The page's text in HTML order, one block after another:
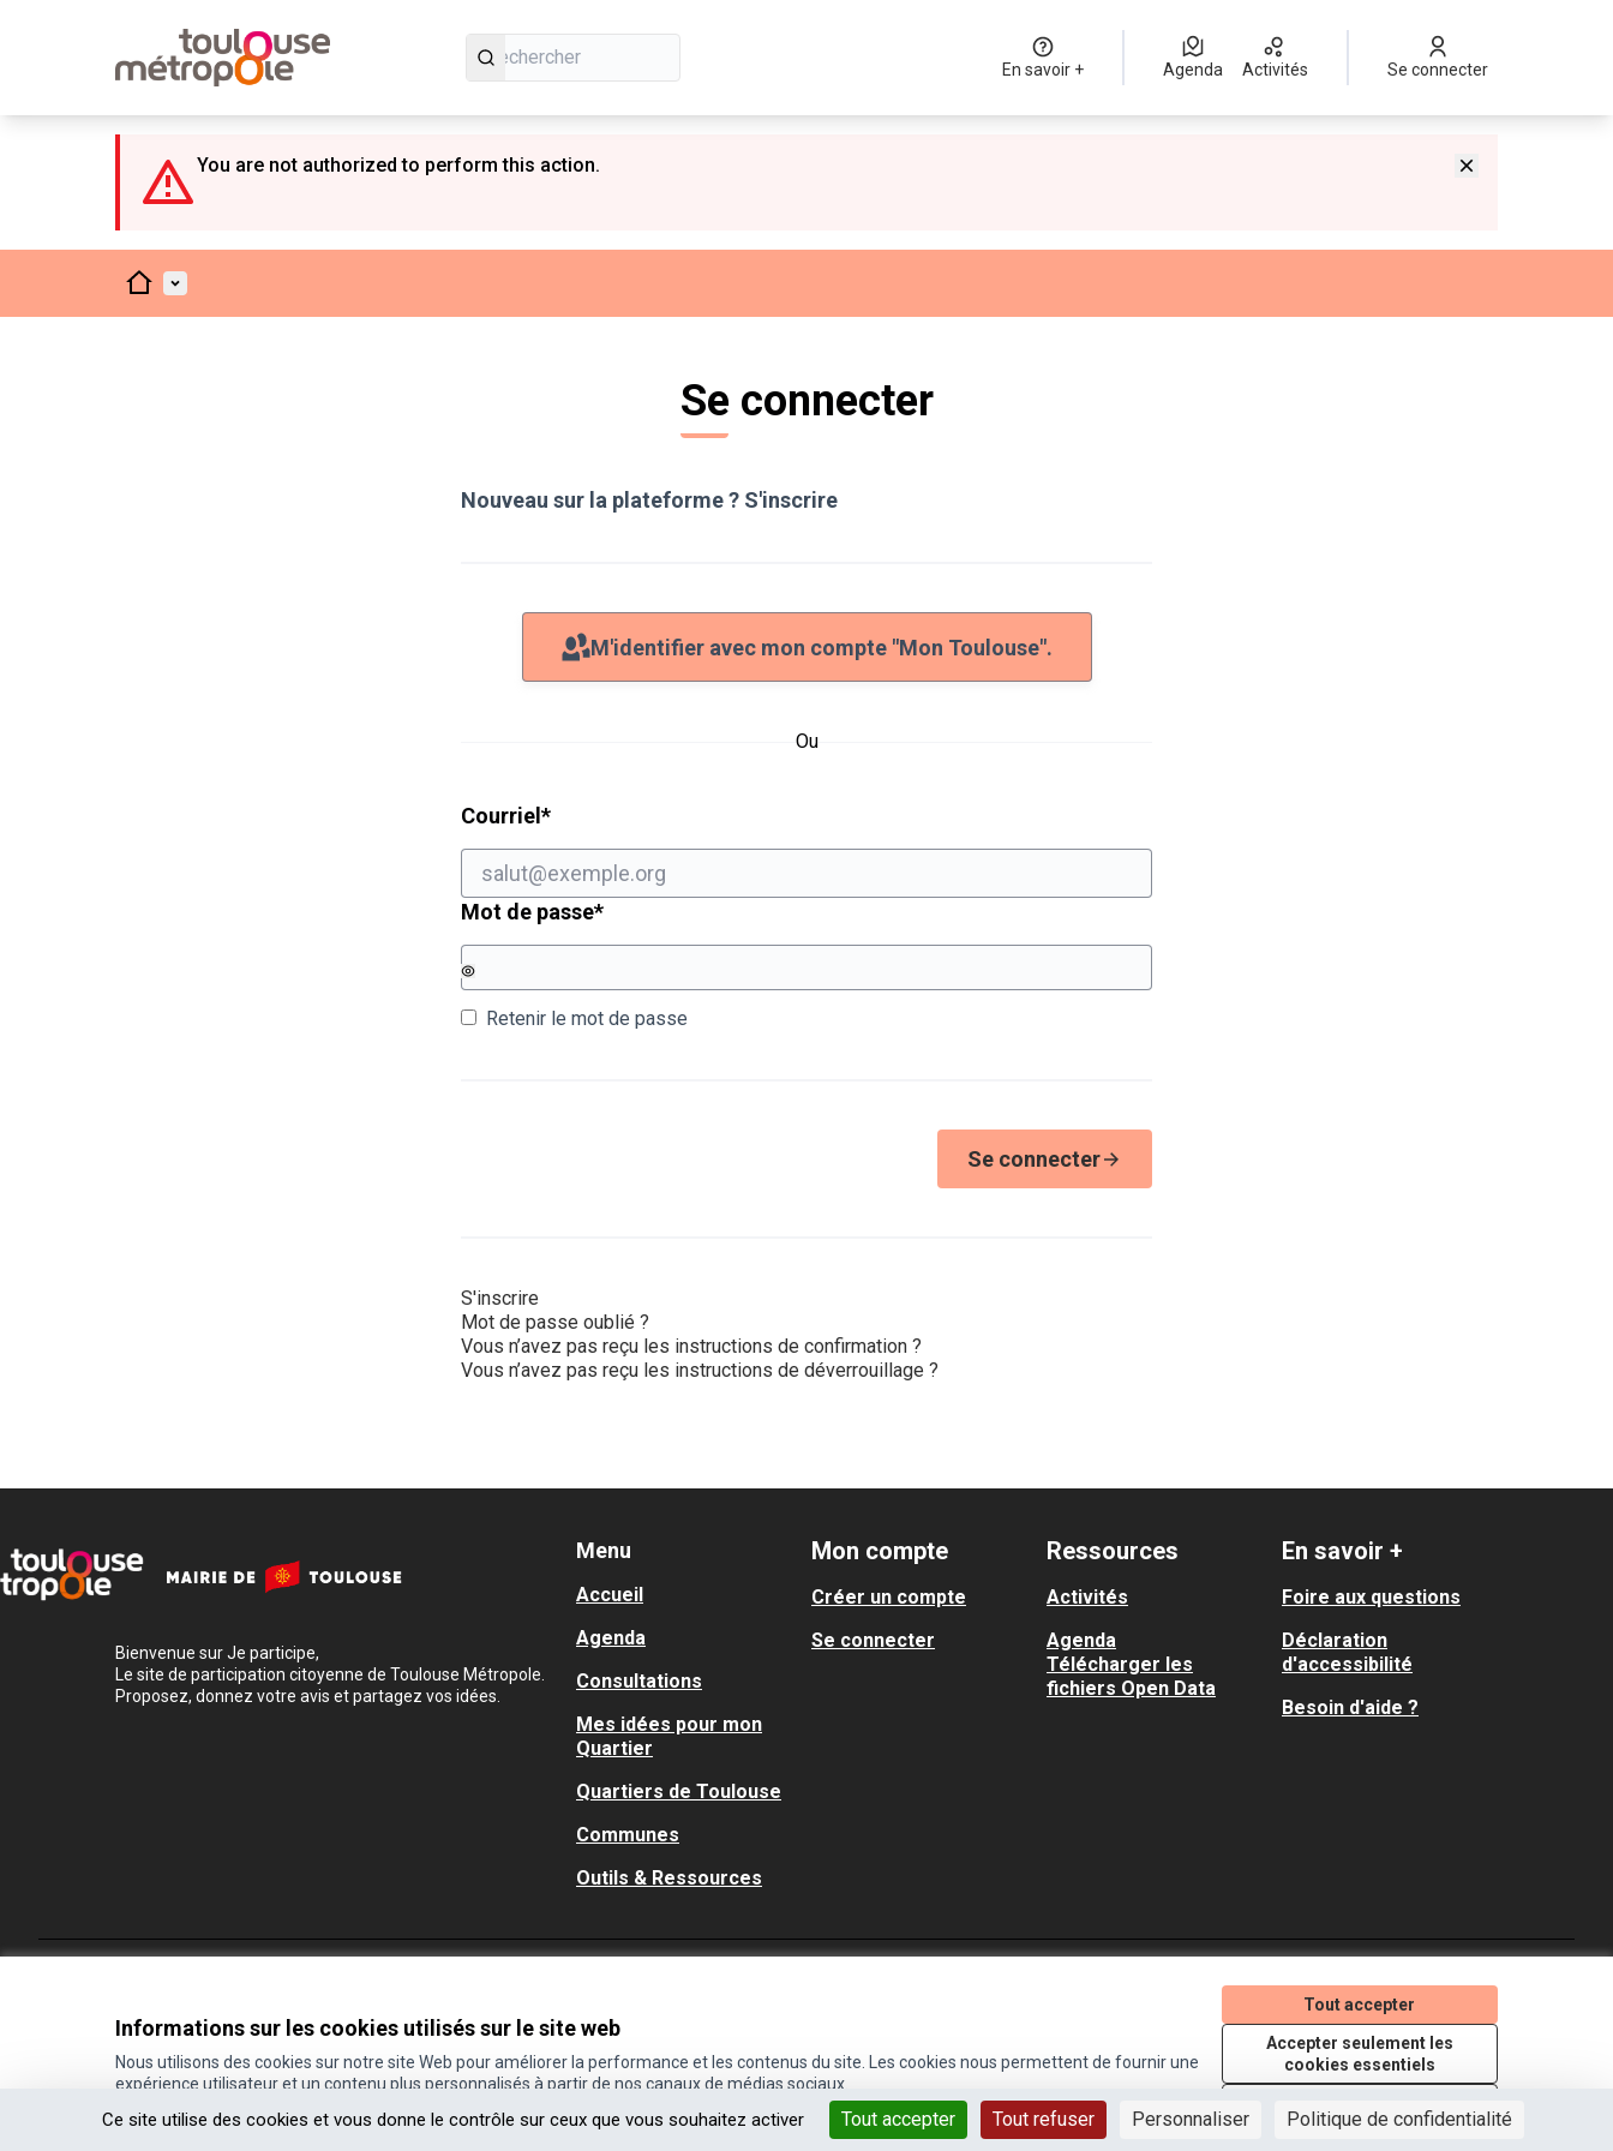
Ce site utilise des cookies et vous donne le contrôle sur ceux que vous souhaitez activer Tout accepter Tout refuser Personnaliser Politique de confidentialité
Informations sur les cookies utilisés sur le site web
Nous utilisons des cookies sur notre site Web pour améliorer la performance et les contenus du site. Les cookies nous permettent de fournir une
expérience utilisateur et un contenu plus personnalisés à partir de nos canaux de médias sociaux.
Tout accepter
Accepter seulement les
cookies essentiels
En savoir + Agenda Activités Se connecter
You are not authorized to perform this action.
AccueilMenu principal
Se connecter
Nouveau sur la plateforme ? S'inscrire
M'identifier avec mon compte "Mon Toulouse".
Ou
Courriel *Champ obligatoire
Mot de passe*Champ obligatoire
Retenir le mot de passe
Se connecter
S'inscrire
Mot de passe oublié ?
Vous n’avez pas reçu les instructions de confirmation ?
Vous n’avez pas reçu les instructions de déverrouillage ?
Bienvenue sur Je participe,
Le site de participation citoyenne de Toulouse Métropole.
Proposez, donnez votre avis et partagez vos idées.
Menu
Accueil
Agenda
Consultations
Mes idées pour mon
Quartier
Quartiers de Toulouse
Communes
Outils & Ressources
Mon compte
Créer un compte
Se connecter
Ressources
Activités
Agenda
Télécharger les
fichiers Open Data
En savoir +
Foire aux questions
Déclaration
d'accessibilité
Besoin d'aide ?
(Lien externe)
(Lien externe)
(Lien externe)
(Lien externe)
Site réalisé grâce aulogiciel libre Decidim
(Lien externe)
.
Licence Creative
(Lien externe)